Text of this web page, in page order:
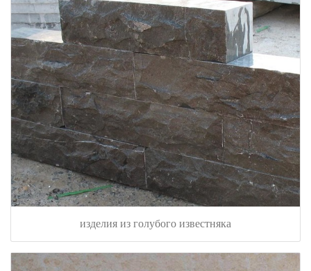
изделия из голубого известняка